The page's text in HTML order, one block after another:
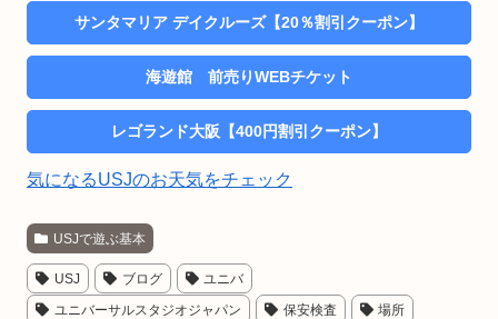
サンタマリア デイクルーズ【20％割引クーポン】
海遊館 前売りWEBチケット
レゴランド大阪【400円割引クーポン】
気になるUSJのお天気をチェック
USJで遊ぶ基本
USJ ブログ
ユニバ
ユニバーサルスタジオジャパン
保安検査
場所